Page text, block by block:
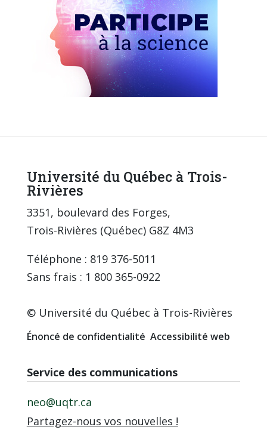
Université du Québec à Trois-
Rivières
3351, boulevard des Forges,
Trois-Rivières (Québec) G8Z 4M3
Téléphone : 819 376-5011
Sans frais : 1 800 365-0922
© Université du Québec à Trois-Rivières
Énoncé de confidentialité Accessibilité web
Service des communications
neo@uqtr.ca
Partagez-nous vos nouvelles !